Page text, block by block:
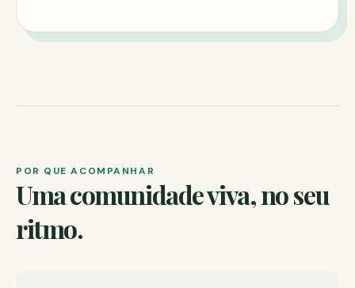
POR QUE ACOMPANHAR
Uma comunidade viva, no seu
ritmo.